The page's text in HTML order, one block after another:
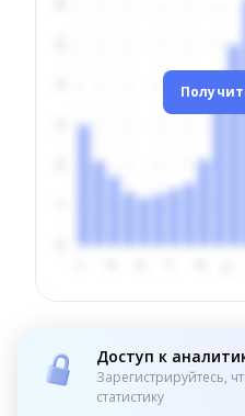
Доступ к
Зарегистрируйтесь,
статистику